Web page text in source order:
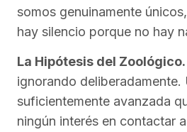
somos genuinamente
hay silencio porque no hay
La Hipótesis del Zoológico.
ignorando deliberadamente.
suficientemente avanzada
ningún interés en contactar